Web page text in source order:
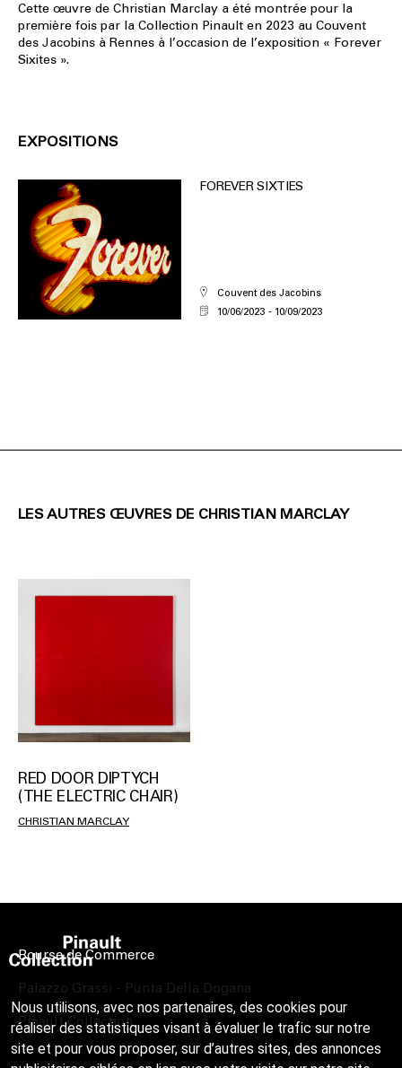
Cette œuvre de Christian Marclay a été montrée pour la
première fois par la Collection Pinault en 2023 au Couvent
des Jacobins à Rennes à l’occasion de l’exposition « Forever
Sixites ».
EXPOSITIONS
FOREVER SIXTIES
Couvent des Jacobins
10/06/2023
10/09/2023
LES AUTRES ŒUVRES DE CHRISTIAN MARCLAY
RED DOOR DIPTYCH
(THE ELECTRIC CHAIR)
CHRISTIAN MARCLAY
Bourse de Commerce
Palazzo Grassi - Punta Della Dogana
Pinault Collection
Nous utilisons, avec nos partenaires, des cookies pour
réaliser des statistiques visant à évaluer le trafic sur notre
site et pour vous proposer, sur d’autres sites, des annonces